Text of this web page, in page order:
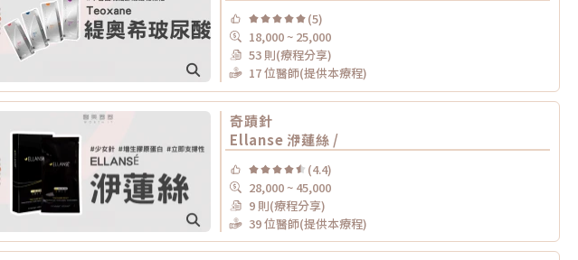
(5)
18,000 ~ 25,000
53 則(療程分享)
17 位醫師(提供本療程)
奇蹟針
Ellanse 洢蓮絲 /
(4.4)
28,000 ~ 45,000
9 則(療程分享)
39 位醫師(提供本療程)